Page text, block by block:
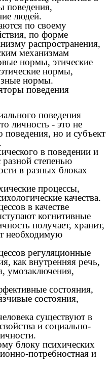
поведения,
людей.
по своему
по форме
распространения,
механизмам
нормы, этические
нормы,
нормы.
поведения
поведения
личность - это не
поведения, но и субъект
в поведении и
разной степенью
в разных блоках
процессы,
качества.
в качестве
когнитивные
получает, хранит,
необходимую
регуляционные
как внутренняя речь,
умозаключения,
состояния,
состояния,
существуют в
и социально-
блоку психических
потребностная и